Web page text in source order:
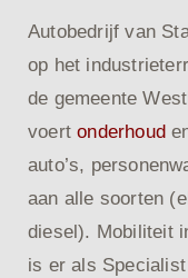
Autobedrijf van
op het
de gemeente
voertonderhoud
auto’s,
aan alle soorten
diesel). Mobiliteit
is er als